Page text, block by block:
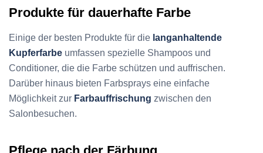
Produkte für dauerhafte Farbe
Einige der besten Produkte für die langanhaltende
Kupferfarbe umfassen spezielle Shampoos und
Conditioner, die die Farbe schützen und auffrischen.
Darüber hinaus bieten Farbsprays eine einfache
Möglichkeit zur Farbauffrischung zwischen den
Salonbesuchen.